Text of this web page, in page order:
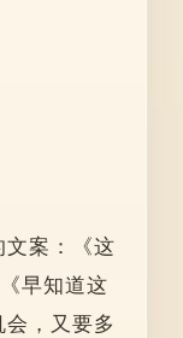
文案：《这
早知道这
，又要多